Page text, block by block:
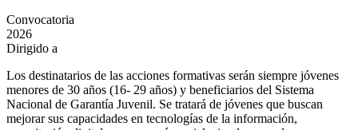
Convocatoria
2026
Dirigido a
Los destinatarios de las acciones formativas serán siempre jóvenes
menores de 30 años (16- 29 años) y beneficiarios del Sistema
Nacional de Garantía Juvenil. Se tratará de jóvenes que buscan
mejorar sus capacidades en tecnologías de la información,